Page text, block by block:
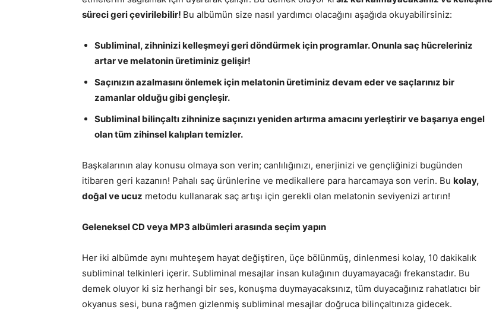
süreci geri çevirilebilir! Bu albümün size nasıl yardımcı olacağını aşağıda okuyabilirsiniz:
Subliminal, zihninizi kelleşmeyi geri döndürmek için programlar. Onunla saç hücreleriniz
artar ve melatonin üretiminiz gelişir!
Saçınızın azalmasını önlemek için melatonin üretiminiz devam eder ve saçlarınız bir
zamanlar olduğu gibi gençleşir.
Subliminal bilinçaltı zihninize saçınızı yeniden artırma amacını yerleştirir ve başarıya engel
olan tüm zihinsel kalıpları temizler.
Başkalarının alay konusu olmaya son verin; canlılığınızı, enerjinizi ve gençliğinizi bugünden
itibaren geri kazanın! Pahalı saç ürünlerine ve medikallere para harcamaya son verin. Bu kolay,
doğal ve ucuz metodu kullanarak saç artışı için gerekli olan melatonin seviyenizi artırın!
Geleneksel CD veya MP3 albümleri arasında seçim yapın
Her iki albümde aynı muhteşem hayat değiştiren, üçe bölünmüş, dinlenmesi kolay, 10 dakikalık
subliminal telkinleri içerir. Subliminal mesajlar insan kulağının duyamayacağı frekanstadır. Bu
demek oluyor ki siz herhangi bir ses, konuşma duymayacaksınız, tüm duyacağınız rahatlatıcı bir
okyanus sesi, buna rağmen gizlenmiş subliminal mesajlar doğruca bilinçaltınıza gidecek.